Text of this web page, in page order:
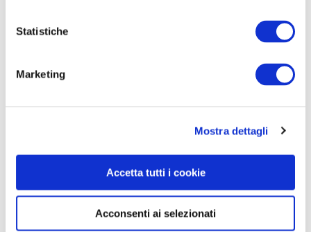
Statistiche
Marketing
Mostra dettagli
Accetta tutti i cookie
Acconsenti ai selezionati
Audio Lezioniper studiare in movimento
Appunti PDFscaricabili